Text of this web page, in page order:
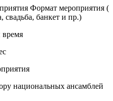
Формат мероприятия (
свадьба, банкет и пр.)
время
национальных ансамблей